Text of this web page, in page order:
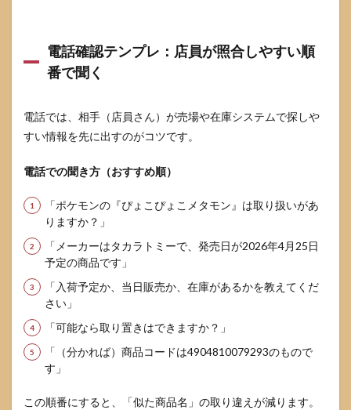
電話確認テンプレ：店員が照合しやすい順
番で聞く
電話では、相手（店員さん）が売場や在庫システムで探しや
すい情報を先に出すのがコツです。
電話での聞き方（おすすめ順）
「ポケモンの『ぴょこぴょこメタモン』は取り扱いがあ
りますか？」
「メーカーはタカラトミーで、発売日が2026年4月25日
予定の商品です」
「入荷予定か、当日販売か、在庫があるかを教えてくだ
さい」
「可能なら取り置きはできますか？」
「（分かれば）商品コードは4904810079293のもので
す」
この順番にすると、「似た商品名」の取り違えが減ります。